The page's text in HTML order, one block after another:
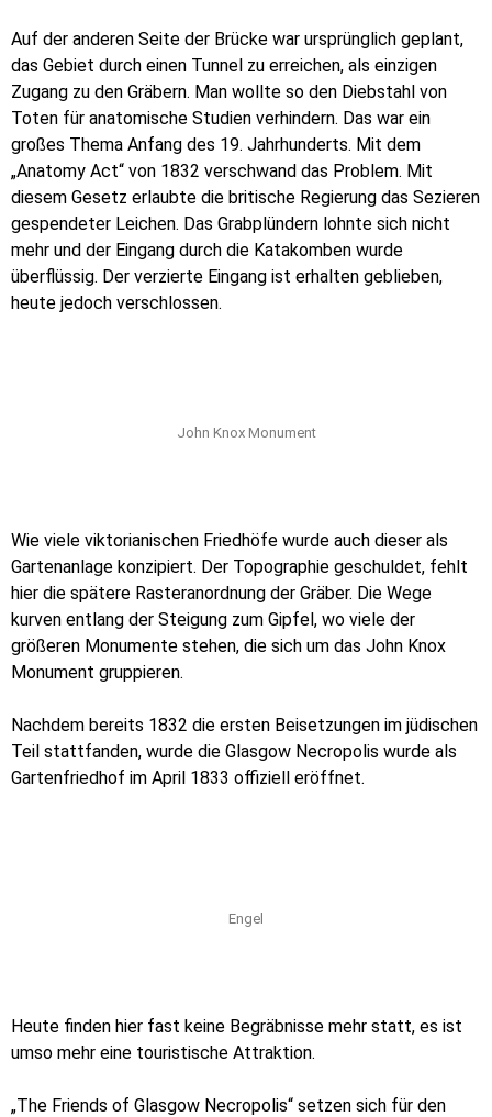
Auf der anderen Seite der Brücke war ursprünglich geplant,
das Gebiet durch einen Tunnel zu erreichen, als einzigen
Zugang zu den Gräbern. Man wollte so den Diebstahl von
Toten für anatomische Studien verhindern. Das war ein
großes Thema Anfang des 19. Jahrhunderts. Mit dem
„Anatomy Act“ von 1832 verschwand das Problem. Mit
diesem Gesetz erlaubte die britische Regierung das Sezieren
gespendeter Leichen. Das Grabplündern lohnte sich nicht
mehr und der Eingang durch die Katakomben wurde
überflüssig. Der verzierte Eingang ist erhalten geblieben,
heute jedoch verschlossen.
John Knox Monument
Wie viele viktorianischen Friedhöfe wurde auch dieser als
Gartenanlage konzipiert. Der Topographie geschuldet, fehlt
hier die spätere Rasteranordnung der Gräber. Die Wege
kurven entlang der Steigung zum Gipfel, wo viele der
größeren Monumente stehen, die sich um das John Knox
Monument gruppieren.
Nachdem bereits 1832 die ersten Beisetzungen im jüdischen
Teil stattfanden, wurde die Glasgow Necropolis wurde als
Gartenfriedhof im April 1833 offiziell eröffnet.
Engel
Heute finden hier fast keine Begräbnisse mehr statt, es ist
umso mehr eine touristische Attraktion.
„The Friends of Glasgow Necropolis“ setzen sich für den